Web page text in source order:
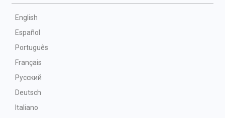
English
Español
Português
Français
Русский
Deutsch
Italiano